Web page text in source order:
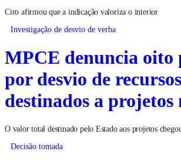
Ciro afirmou que a indicação valoriza o interior
Investigação de desvio de verba
MPCE denuncia oito
por desvio de recursos
destinados a projetos
O valor total destinado pelo Estado aos projetos
Decisão tomada